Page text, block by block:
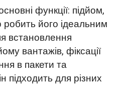
функції: підйом,
робить його ідеальним
встановлення
вантажів, фіксації
в пакети та
підходить для різних